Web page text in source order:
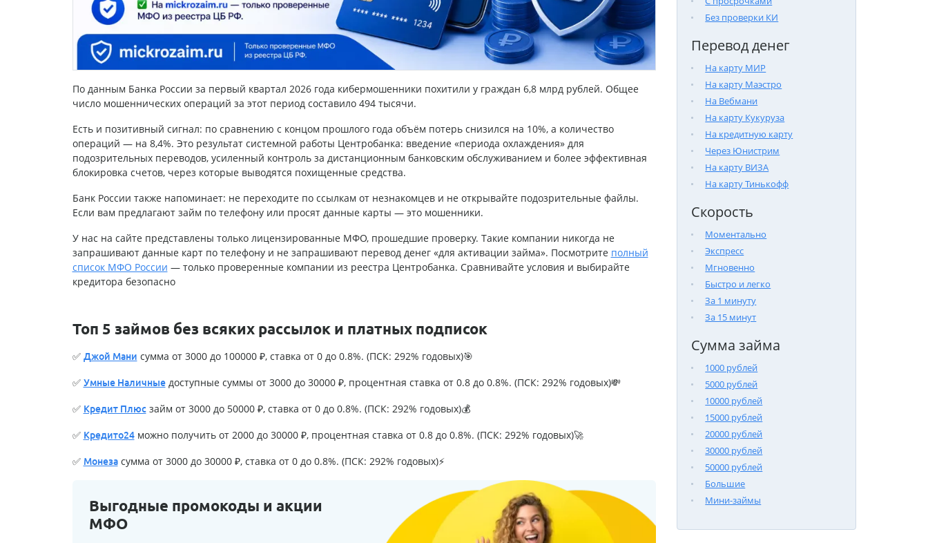
Без проверки КИ
Перевод денег
На карту МИР
На карту Маэстро
На Вебмани
На карту Кукуруза
На кредитную карту
Через Юнистрим
На карту ВИЗА
На карту Тинькофф
Скорость
Моментально
Экспресс
Мгновенно
Быстро и легко
За 1 минуту
За 15 минут
Сумма займа
1000 рублей
5000 рублей
10000 рублей
15000 рублей
20000 рублей
30000 рублей
50000 рублей
Большие
Мини-займы
По данным Банка России за первый квартал 2026 года кибермошенники похитили у граждан 6,8 млрд рублей. Общее
число мошеннических операций за этот период составило 494 тысячи.
Есть и позитивный сигнал: по сравнению с концом прошлого года объём потерь снизился на 10%, а количество
операций — на 8,4%. Это результат системной работы Центробанка: введение «периода охлаждения» для
подозрительных переводов, усиленный контроль за дистанционным банковским обслуживанием и более эффективная
блокировка счетов, через которые выводятся похищенные средства.
Банк России также напоминает: не переходите по ссылкам от незнакомцев и не открывайте подозрительные файлы.
Если вам предлагают займ по телефону или просят данные карты — это мошенники.
У нас на сайте представлены только лицензированные МФО, прошедшие проверку. Такие компании никогда не
запрашивают данные карт по телефону и не запрашивают перевод денег «для активации займа». Посмотрите полный
список МФО России — только проверенные компании из реестра Центробанка. Сравнивайте условия и выбирайте
кредитора безопасно
Топ 5 займов без всяких рассылок и платных подписок
✅ Джой Мани сумма от 3000 до 100000 ₽, ставка от 0 до 0.8%. (ПСК: 292% годовых)🎯
✅ Умные Наличныедоступные суммы от 3000 до 30000 ₽, процентная ставка от 0.8 до 0.8%. (ПСК: 292% годовых)💸
✅ Кредит Плюсзайм от 3000 до 50000 ₽, ставка от 0 до 0.8%. (ПСК: 292% годовых)💰
✅ Кредито24можно получить от 2000 до 30000 ₽, процентная ставка от 0.8 до 0.8%. (ПСК: 292% годовых)🚀
✅ Монезасумма от 3000 до 30000 ₽, ставка от 0 до 0.8%. (ПСК: 292% годовых)⚡
Выгодные промокоды и акции
МФО